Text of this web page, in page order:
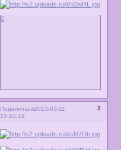
0
Поделиться 3
2013-03-11
15:22:19